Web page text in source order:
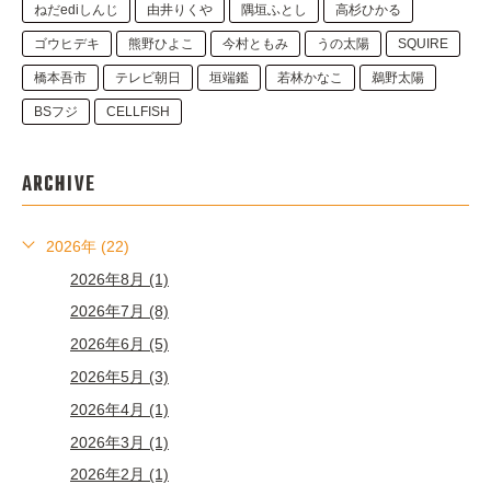
ねだediしんじ 由井りくや 隅垣ふとし 高杉ひかる
ゴウヒデキ 熊野ひよこ 今村ともみ うの太陽 SQUIRE
橋本吾市 テレビ朝日 垣端鑑 若林かなこ 鵜野太陽
BSフジ CELLFISH
ARCHIVE
2026年 (22)
2026年8月 (1)
2026年7月 (8)
2026年6月 (5)
2026年5月 (3)
2026年4月 (1)
2026年3月 (1)
2026年2月 (1)